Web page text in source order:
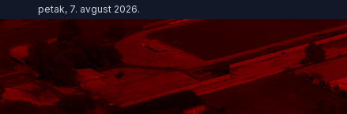
petak, 7. avgust 2026.